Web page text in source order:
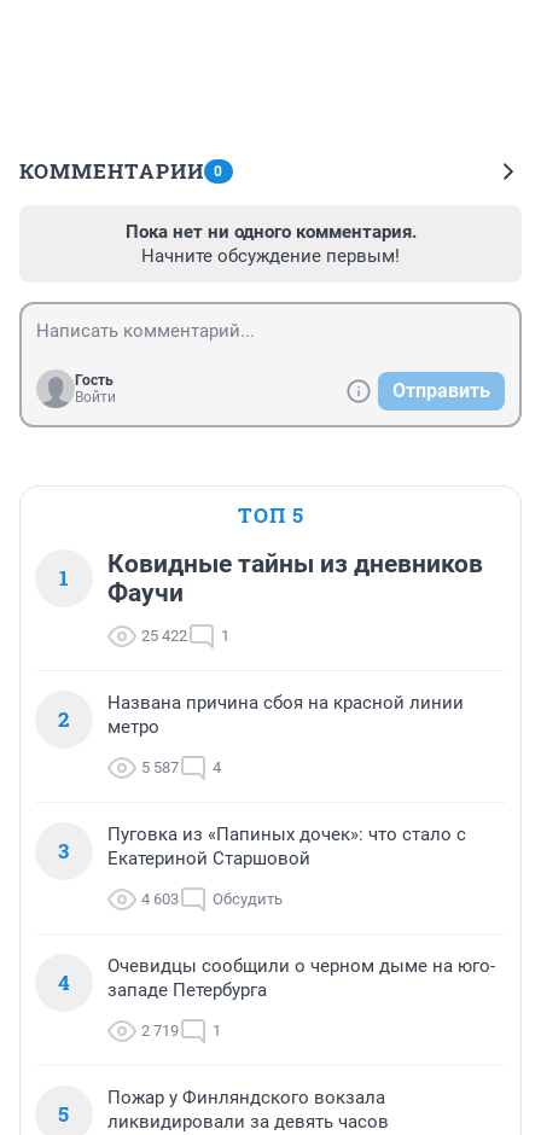
КОММЕНТАРИИ 0
Пока нет ни одного комментария.
Начните обсуждение первым!
Гость
Войти
Отправить
ТОП 5
1
Ковидные тайны из дневников
Фаучи
25 422 1
2
Названа причина сбоя на красной линии
метро
5 587 4
3
Пуговка из «Папиных дочек»: что стало с
Екатериной Старшовой
4 603 Обсудить
4
Очевидцы сообщили о черном дыме на юго-
западе Петербурга
2 719 1
5
Пожар у Финляндского вокзала
ликвидировали за девять часов